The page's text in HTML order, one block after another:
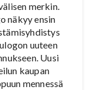
merkin.
näkyy ensin
uuteen
Uusi
kaupan
mennessä